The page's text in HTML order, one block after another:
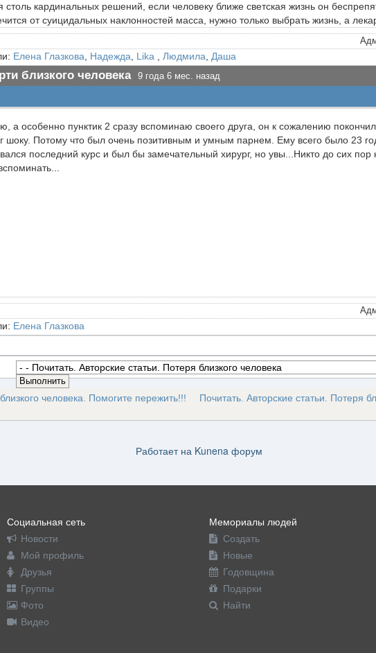
столь кардинальных решений, если человеку ближе светская жизнь он
от суицидальных наклонностей масса, нужно только выбрать жизнь, а
Елена Глазкова Надежда Lika Людмила Даша
близкого человека 9 года 6 мес. назад
а особенно пунктик 2 сразу вспоминаю своего друга, он к сожалению
шоку. Потому что был очень позитивным и умным парнем. Ему всего было 23
последний курс и был бы замечательный хирург, но увы...Никто до сих
Елена Глазкова
человека. Помогите пережить!!! Почитать. Авторские статьи. Потеря
Работает на Kunena форум
Социальная сеть
Новости
Мой профиль
Друзья
Группы
Фото
Видео
Мемориалы людей
Создать
Новые
Годовщина
Подарки
Найти